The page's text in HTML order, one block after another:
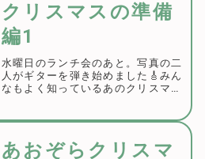
クリスマスの準備
編1
水曜日のランチ会のあと。写真の二
人がギターを弾き始めました🎸みん
なもよく知っているあのクリスマス
前にギターを買って少し触っていま
した。クラプトンのレイラはよく練
習しましたが、...
あおぞらクリスマ